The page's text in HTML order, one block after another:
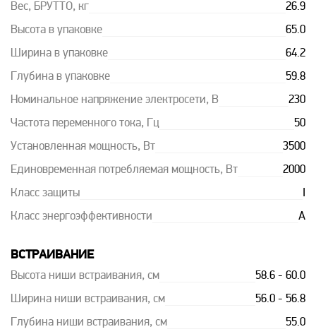
Вес, БРУТТО, кг 26.9
Высота в упаковке 65.0
Ширина в упаковке 64.2
Глубина в упаковке 59.8
Номинальное напряжение электросети, В 230
Частота переменного тока, Гц 50
Установленная мощность, Вт 3500
Единовременная потребляемая мощность, Вт 2000
Класс защиты
Класс энергоэффективности A
ВСТРАИВАНИЕ
Высота ниши встраивания, см 58.6 - 60.0
Ширина ниши встраивания, см 56.0 - 56.8
Глубина ниши встраивания, см 55.0